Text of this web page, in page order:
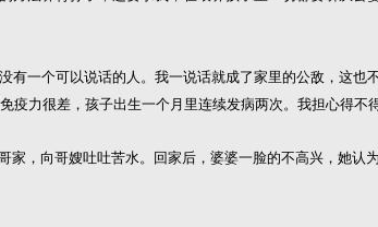
一个可以说话的人。我一说话就成了家里的公敌，这也
力很差，孩子出生一个月里连续发病两次。我担心得不
，向哥嫂吐吐苦水。回家后，婆婆一脸的不高兴，她认